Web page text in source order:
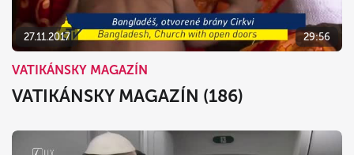
27.11.2017 29:56
VATIKÁNSKY MAGAZÍN
VATIKÁNSKY MAGAZÍN (186)